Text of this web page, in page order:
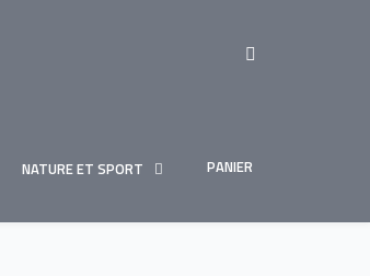
NATURE ET SPORT PANIER